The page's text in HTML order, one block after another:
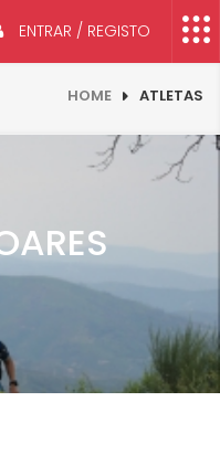
ENTRAR / REGISTO
HOME ATLETAS